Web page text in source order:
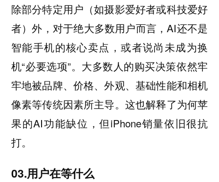
除部分特定用户（如摄影爱好者或科技爱好
者）外，对于绝大多数用户而言，AI还不是
智能手机的核心卖点，或者说尚未成为换
机“必要选项”。大多数人的购买决策依然牢
牢地被品牌、价格、外观、基础性能和相机
像素等传统因素所主导。这也解释了为何苹
果的AI功能缺位，但iPhone销量依旧很抗
打。
03.用户在等什么